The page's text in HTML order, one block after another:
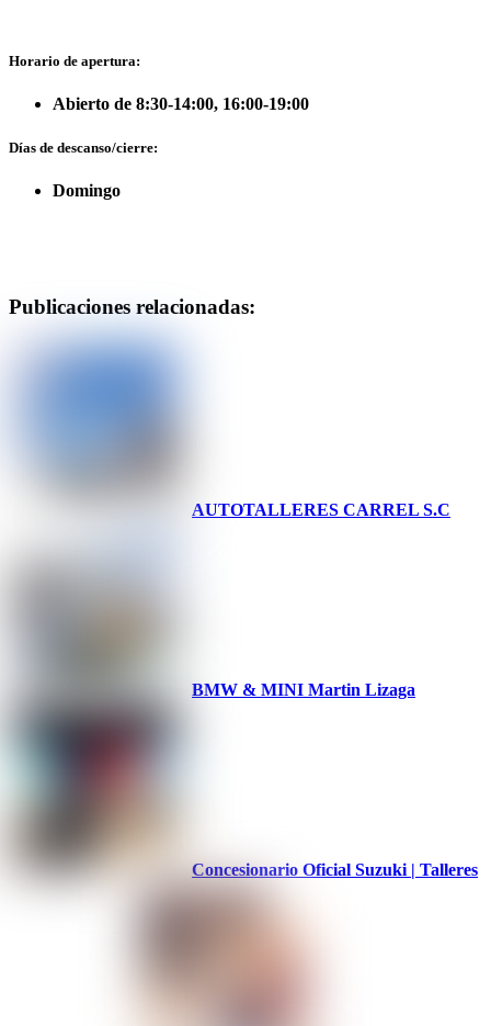
Horario de apertura:
Abierto de 8:30-14:00, 16:00-19:00
Días de descanso/cierre:
Domingo
Publicaciones relacionadas:
AUTOTALLERES CARREL S.C
BMW & MINI Martin Lizaga
Concesionario Oficial Suzuki | Talleres